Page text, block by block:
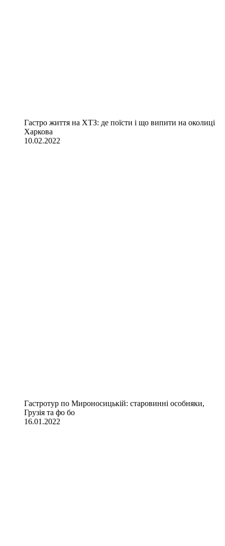
Гастро життя на ХТЗ: де поїсти і що випити на околиці
Харкова
10.02.2022
Гастротур по Мироносицькій: старовинні особняки,
Грузія та фо бо
16.01.2022